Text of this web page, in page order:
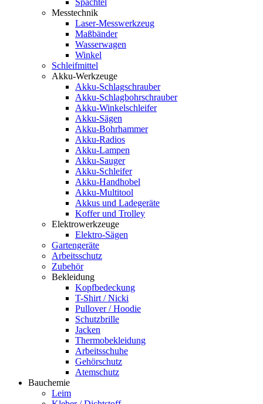
Spachtel
Messtechnik
Laser-Messwerkzeug
Maßbänder
Wasserwagen
Winkel
Schleifmittel
Akku-Werkzeuge
Akku-Schlagschrauber
Akku-Schlagbohrschrauber
Akku-Winkelschleifer
Akku-Sägen
Akku-Bohrhammer
Akku-Radios
Akku-Lampen
Akku-Sauger
Akku-Schleifer
Akku-Handhobel
Akku-Multitool
Akkus und Ladegeräte
Koffer und Trolley
Elektrowerkzeuge
Elektro-Sägen
Gartengeräte
Arbeitsschutz
Zubehör
Bekleidung
Kopfbedeckung
T-Shirt / Nicki
Pullover / Hoodie
Schutzbrille
Jacken
Thermobekleidung
Arbeitsschuhe
Gehörschutz
Atemschutz
Bauchemie
Leim